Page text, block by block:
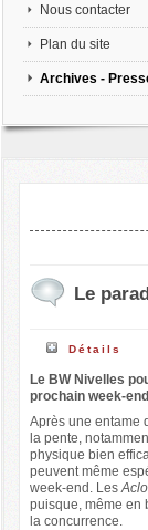
Nous contacter
Plan du site
Archives -
Le
Détails
Le BW Nivelles
prochain week-end
Après une entame
la pente,
physique bien
peuvent même
week-end. Les
puisque, même en
la concurrence.